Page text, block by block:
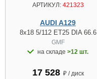
АРТИКУЛ:421323
AUDI A129
8x18 5/112 ET25 DIA 66.6
GMF
на складе >12 шт.
17 528 ₽ / диск